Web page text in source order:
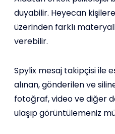
duyabilir. Heyecan
üzerinden farklı
verebilir.
Spylix mesaj takipçisi ile
alınan, gönderilen ve
fotoğraf, video ve diğer
ulaşıp görüntülemeniz